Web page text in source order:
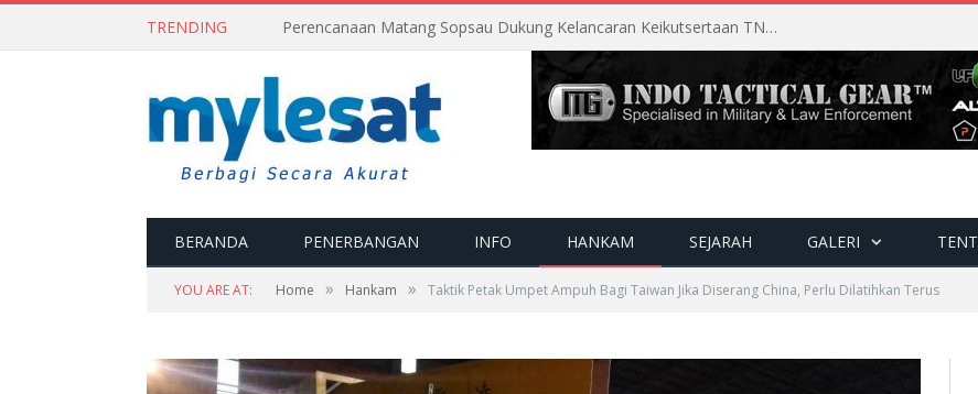
TRENDING Perencanaan Matang Sopsau Dukung Kelancaran Keikutsertaan TNI AU di Pitch Black 2026
BERANDA PENERBANGAN INFO HANKAM SEJARAH GALERI
YOU ARE AT: Home » Hankam » Taktik Petak Umpet Ampuh Bagi Taiwan Jika Diserang China, Perlu Dilatihkan Terus